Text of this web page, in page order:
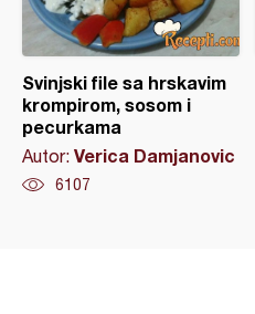
Svinjski file sa hrskavim
krompirom, sosom i
pecurkama
Autor: Verica Damjanovic
6107